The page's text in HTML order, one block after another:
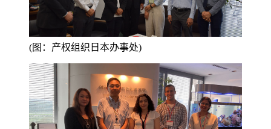
(图：产权组织日本办事处)